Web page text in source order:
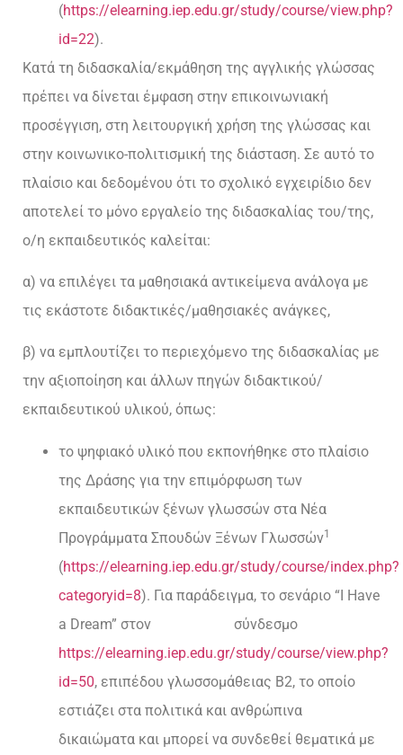
(https://elearning.iep.edu.gr/study/course/view.php?
id=22).
Κατά τη διδασκαλία/εκμάθηση της αγγλικής γλώσσας
πρέπει να δίνεται έμφαση στην επικοινωνιακή
προσέγγιση, στη λειτουργική χρήση της γλώσσας και
στην κοινωνικο-πολιτισμική της διάσταση. Σε αυτό το
πλαίσιο και δεδομένου ότι το σχολικό εγχειρίδιο δεν
αποτελεί το μόνο εργαλείο της διδασκαλίας του/της,
ο/η εκπαιδευτικός καλείται:
α) να επιλέγει τα μαθησιακά αντικείμενα ανάλογα με
τις εκάστοτε διδακτικές/μαθησιακές ανάγκες,
β) να εμπλουτίζει το περιεχόμενο της διδασκαλίας με
την αξιοποίηση και άλλων πηγών διδακτικού/
εκπαιδευτικού υλικού, όπως:
το ψηφιακό υλικό που εκπονήθηκε στο πλαίσιο
της Δράσης για την επιμόρφωση των
εκπαιδευτικών ξένων γλωσσών στα Νέα
Προγράμματα Σπουδών Ξένων Γλωσσών1
(https://elearning.iep.edu.gr/study/course/index.php?
categoryid=8). Για παράδειγμα, το σενάριο “I Have
a Dream” στον σύνδεσμο
https://elearning.iep.edu.gr/study/course/view.php?
id=50, επιπέδου γλωσσομάθειας Β2, το οποίο
εστιάζει στα πολιτικά και ανθρώπινα
δικαιώματα και μπορεί να συνδεθεί θεματικά με